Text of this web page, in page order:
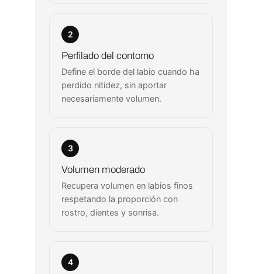
2
Perfilado del contorno
Define el borde del labio cuando ha
perdido nitidez, sin aportar
necesariamente volumen.
3
Volumen moderado
Recupera volumen en labios finos
respetando la proporción con
rostro, dientes y sonrisa.
4